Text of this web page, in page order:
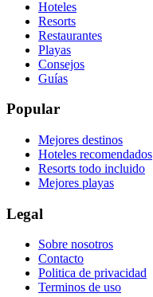
Hoteles
Resorts
Restaurantes
Playas
Consejos
Guías
Popular
Mejores destinos
Hoteles recomendados
Resorts todo incluido
Mejores playas
Legal
Sobre nosotros
Contacto
Politica de privacidad
Terminos de uso